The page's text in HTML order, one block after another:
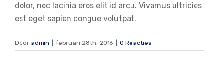
dolor, nec lacinia eros elit id arcu. Vivamus ultricies
est eget sapien congue volutpat.
Door admin februari 28th, 2016 0 Reacties